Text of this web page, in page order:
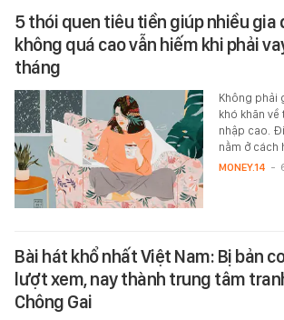
5 thói quen tiêu tiền giúp nhiều gia
không quá cao vẫn hiếm khi phải
tháng
Không phải
khó khăn
nhập cao.
nằm ở cách
MONEY.14 -
Bài hát khổ nhất Việt Nam: Bị bản
lượt xem, nay thành trung tâm
Chông Gai